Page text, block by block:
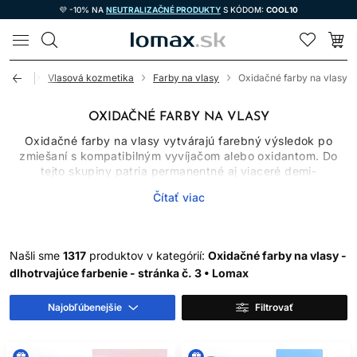
💜 -10% NA NEUTRALIZAČNÉ PRODUKTY S KÓDOM: COOL10
LOMAX
Úvod Vlasová kozmetika Farby na vlasy Oxidačné farby na vlasy
OXIDAČNÉ FARBY NA VLASY
Oxidačné farby na vlasy vytvárajú farebný výsledok po
zmiešaní s kompatibilným vyvíjačom alebo oxidantom. Do
tejto skupiny patria permanentné aj viaceré demi-
pomerom, časom pôsobenia, schopnosťou zosvetľovať
cieľová hĺbka a presný návod výrobcu.
AKO OXIDAČNÉ FARBY
FUNGUJÚ
Po spojení farbiaceho krému alebo gélu s určeným
Čítať viac
Našli sme 1317 produktov v kategórií: Oxidačné farby na vlasy -
dlhotrvajúce farbenie - stránka č. 3 • Lomax
Najobľúbenejšie Filtrovať